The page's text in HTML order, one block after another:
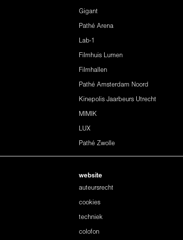
Gigant
Pathé Arena
Lab-1
Filmhuis Lumen
Filmhallen
Pathé Amsterdam Noord
Kinepolis Jaarbeurs Utrecht
MIMIK
LUX
Pathé Zwolle
website
auteursrecht
cookies
techniek
colofon